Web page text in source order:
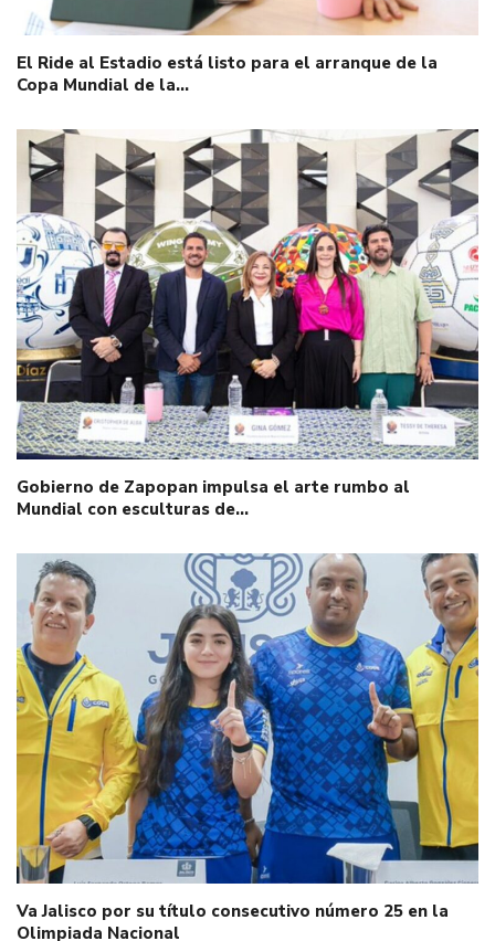
El Ride al Estadio está listo para el arranque de la
Copa Mundial de la…
Gobierno de Zapopan impulsa el arte rumbo al
Mundial con esculturas de…
Va Jalisco por su título consecutivo número 25 en la
Olimpiada Nacional